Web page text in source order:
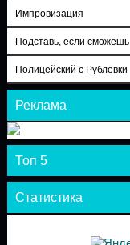
Импровизация
Подставь, если сможешь
Полицейский с Рублёвки
Реклама
Топ 5
Статистика